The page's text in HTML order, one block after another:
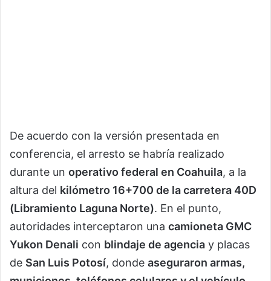
De acuerdo con la versión presentada en
conferencia, el arresto se habría realizado
durante un operativo federal en Coahuila, a la
altura del kilómetro 16+700 de la carretera 40D
(Libramiento Laguna Norte). En el punto,
autoridades interceptaron una camioneta GMC
Yukon Denali con blindaje de agencia y placas
de San Luis Potosí, donde aseguraron armas,